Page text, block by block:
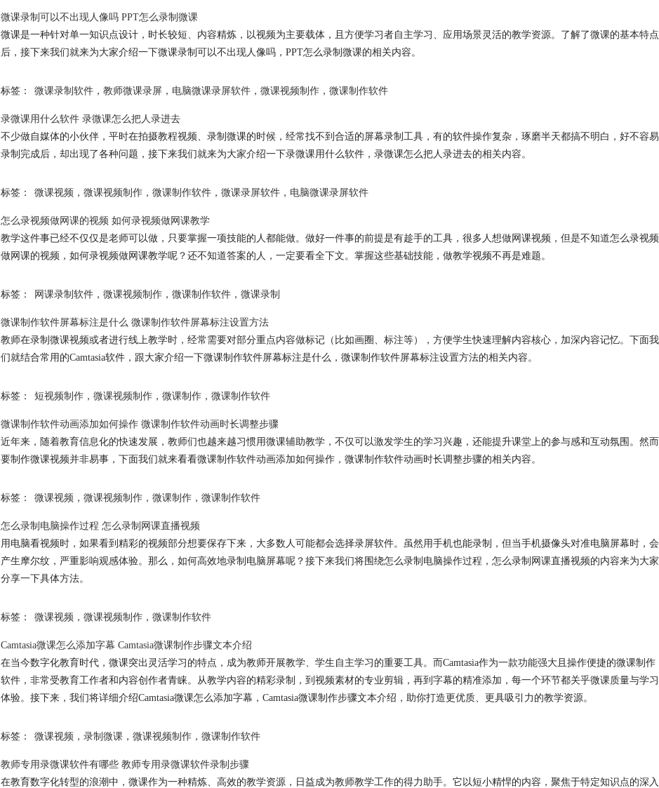
微课录制可以不出现人像吗 PPT怎么录制微课
微课是一种针对单一知识点设计，时长较短、内容精炼，以视频为主要载体，且方便学习者自主学习、应用场景灵活的教学资源。了解了微课的基本特点
后，接下来我们就来为大家介绍一下微课录制可以不出现人像吗，PPT怎么录制微课的相关内容。
标签： 微课录制软件 ， 教师微课录屏 ， 电脑微课录屏软件 ， 微课视频制作 ， 微课制作软件
录微课用什么软件 录微课怎么把人录进去
不少做自媒体的小伙伴，平时在拍摄教程视频、录制微课的时候，经常找不到合适的屏幕录制工具，有的软件操作复杂，琢磨半天都搞不明白，好不容易
录制完成后，却出现了各种问题，接下来我们就来为大家介绍一下录微课用什么软件，录微课怎么把人录进去的相关内容。
标签： 微课视频 ， 微课视频制作 ， 微课制作软件 ， 微课录屏软件 ， 电脑微课录屏软件
怎么录视频做网课的视频 如何录视频做网课教学
教学这件事已经不仅仅是老师可以做，只要掌握一项技能的人都能做。做好一件事的前提是有趁手的工具，很多人想做网课视频，但是不知道怎么录视频
做网课的视频，如何录视频做网课教学呢？还不知道答案的人，一定要看全下文。掌握这些基础技能，做教学视频不再是难题。
标签： 网课录制软件 ， 微课视频制作 ， 微课制作软件 ， 微课录制
微课制作软件屏幕标注是什么 微课制作软件屏幕标注设置方法
教师在录制微课视频或者进行线上教学时，经常需要对部分重点内容做标记（比如画圈、标注等），方便学生快速理解内容核心，加深内容记忆。下面我
们就结合常用的Camtasia软件，跟大家介绍一下微课制作软件屏幕标注是什么， 微课制作软件屏幕标注设置方法的相关内容。
标签： 短视频制作 ， 微课视频制作 ， 微课制作 ， 微课制作软件
微课制作软件动画添加如何操作 微课制作软件动画时长调整步骤
近年来，随着教育信息化的快速发展，教师们也越来越习惯用微课辅助教学，不仅可以激发学生的学习兴趣，还能提升课堂上的参与感和互动氛围。然而
要制作微课视频并非易事，下面我们就来看看微课制作软件动画添加如何操作， 微课制作软件动画时长调整步骤的相关内容。
标签： 微课视频 ， 微课视频制作 ， 微课制作 ， 微课制作软件
怎么录制电脑操作过程 怎么录制网课直播视频
用电脑看视频时，如果看到精彩的视频部分想要保存下来，大多数人可能都会选择录屏软件。虽然用手机也能录制，但当手机摄像头对准电脑屏幕时，会
产生摩尔纹，严重影响观感体验。那么，如何高效地录制电脑屏幕呢？接下来我们将围绕怎么录制电脑操作过程，怎么录制网课直播视频的内容来为大家
分享一下具体方法。
标签： 微课视频 ， 微课视频制作 ， 微课制作软件
Camtasia微课怎么添加字幕 Camtasia微课制作步骤文本介绍
在当今数字化教育时代，微课突出灵活学习的特点，成为教师开展教学、学生自主学习的重要工具。而Camtasia作为一款功能强大且操作便捷的微课制作
软件 ，非常受教育工作者和内容创作者青睐。从教学内容的精彩录制，到视频素材的专业剪辑，再到字幕的精准添加，每一个环节都关乎微课质量与学习
体验。接下来，我们将详细介绍Camtasia微课怎么添加字幕，Camtasia微课制作步骤文本介绍，助你打造更优质、更具吸引力的教学资源。
标签： 微课视频 ， 录制微课 ， 微课视频制作 ， 微课制作软件
教师专用录微课软件有哪些 教师专用录微课软件录制步骤
在教育数字化转型的浪潮中，微课作为一种精炼、高效的教学资源，日益成为教师教学工作的得力助手。它以短小精悍的内容，聚焦于特定知识点的深入